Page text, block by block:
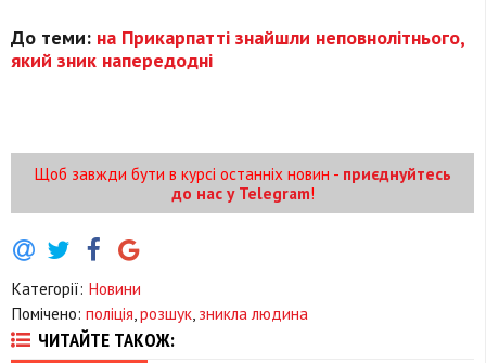
До теми: на Прикарпатті знайшли неповнолітнього,
який зник напередодні
Щоб завжди бути в курсі останніх новин - приєднуйтесь
до нас у Telegram!
Категорії: Новини
Помічено: поліція розшук зникла людина
ЧИТАЙТЕ ТАКОЖ: